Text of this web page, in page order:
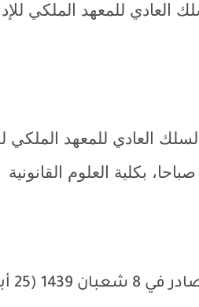
العادي للمعهد الملكي
توظيف 130 متدربا لولوج السلك العادي للمعهد
بكلية العلوم القانونية
وسيتم وفقا